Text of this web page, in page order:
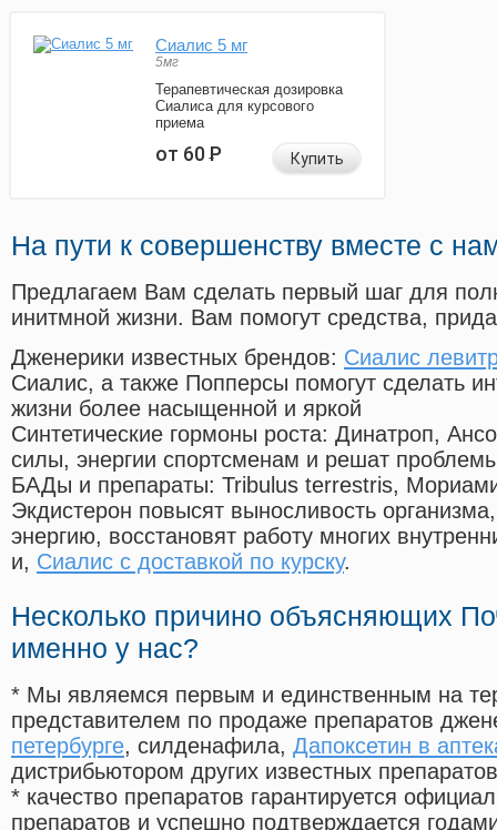
Сиалис 5 мг
5мг
Терапевтическая дозировка
Сиалиса для курсового
приема
от 60Р Купить
На пути к совершенству вместе с
Предлагаем Вам сделать первый шаг для
инитмной жизни. Вам помогут средства,
Дженерики известных брендов: Сиалис
Сиалис, а также Попперсы помогут сделать
жизни более насыщенной и яркой
Синтетические гормоны роста: Динатроп,
силы, энергии спортсменам и решат
БАДы и препараты: Tribulus terrestris,
Экдистерон повысят выносливость
энергию, восстановят работу многих
и, Сиалис с доставкой по курску.
Несколько причино объясняющих
именно у нас?
* Мы являемся первым и единственным на
представителем по продаже препаратов
петербурге, силденафила, Дапоксетин в
дистрибьютором других известных препаратов
* качество препаратов гарантируется
препаратов и успешно подтверждается